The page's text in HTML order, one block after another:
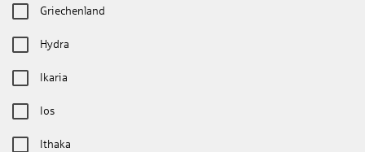
Griechenland
Hydra
Ikaria
Ios
Ithaka